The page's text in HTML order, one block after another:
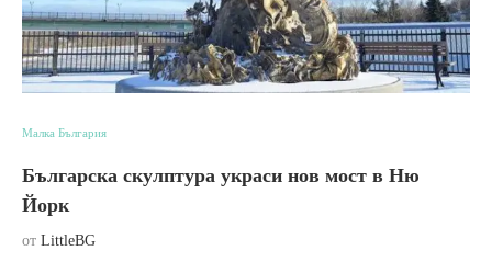
Малка България
Българска скулптура украси нов мост в Ню
Йорк
от LittleBG